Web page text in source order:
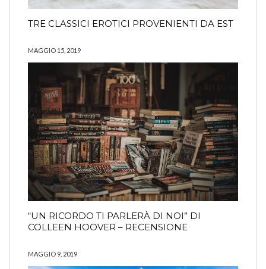
TRE CLASSICI EROTICI PROVENIENTI DA EST
MAGGIO 15, 2019
“UN RICORDO TI PARLERÀ DI NOI” DI
COLLEEN HOOVER – RECENSIONE
MAGGIO 9, 2019